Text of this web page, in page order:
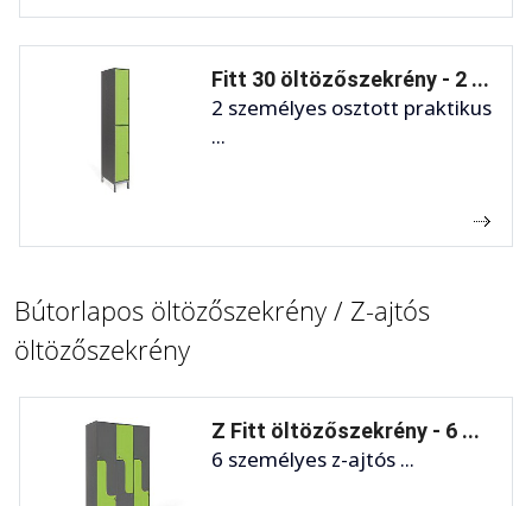
Fitt 30 öltözőszekrény - 2 ...
2 személyes osztott praktikus
...
Bútorlapos öltözőszekrény / Z-ajtós
öltözőszekrény
Z Fitt öltözőszekrény - 6 ...
6 személyes z-ajtós ...